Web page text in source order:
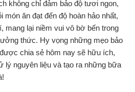
không chỉ đảm bảo độ tươi ngon,
món ăn đạt đến độ hoàn hảo nhất,
mang lại niềm vui vô bờ bến trong
thức. Hy vọng những mẹo bảo
chia sẻ hôm nay sẽ hữu ích,
lý nguyên liệu và tạo ra những bữa